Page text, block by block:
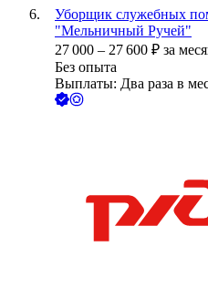
Уборщик служебных
"Мельничный Ручей"
27 000 – 27 600 ₽ за
Без опыта
Выплаты: Два раза в